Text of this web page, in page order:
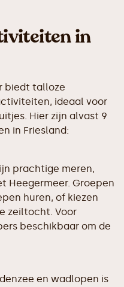
in
biedt talloze
ideaal voor
Hier zijn alvast 9
in Friesland:
prachtige meren,
Heegermeer. Groepen
huren, of kiezen
zeiltocht. Voor
beschikbaar om de
en wadlopen is